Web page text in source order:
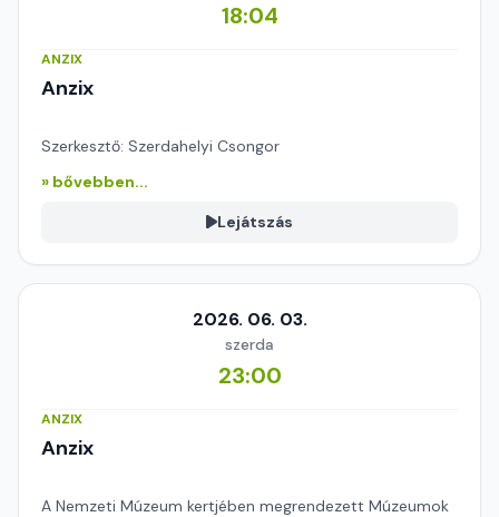
18:04
ANZIX
Anzix
Szerkesztő: Szerdahelyi Csongor
» bővebben...
Lejátszás
2026. 06. 03.
szerda
23:00
ANZIX
Anzix
A Nemzeti Múzeum kertjében megrendezett Múzeumok